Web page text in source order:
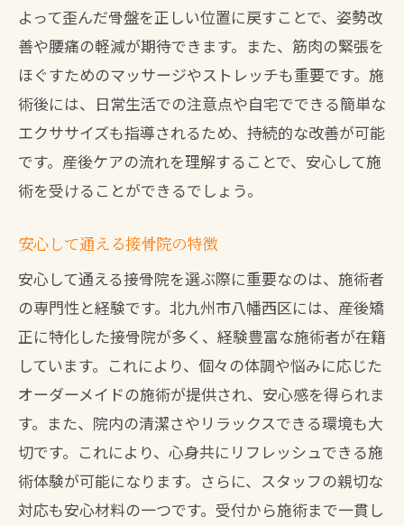
よって歪んだ骨盤を正しい位置に戻すことで、姿勢改
善や腰痛の軽減が期待できます。また、筋肉の緊張を
ほぐすためのマッサージやストレッチも重要です。施
術後には、日常生活での注意点や自宅でできる簡単な
エクササイズも指導されるため、持続的な改善が可能
です。産後ケアの流れを理解することで、安心して施
術を受けることができるでしょう。
安心して通える接骨院の特徴
安心して通える接骨院を選ぶ際に重要なのは、施術者
の専門性と経験です。北九州市八幡西区には、産後矯
正に特化した接骨院が多く、経験豊富な施術者が在籍
しています。これにより、個々の体調や悩みに応じた
オーダーメイドの施術が提供され、安心感を得られま
す。また、院内の清潔さやリラックスできる環境も大
切です。これにより、心身共にリフレッシュできる施
術体験が可能になります。さらに、スタッフの親切な
対応も安心材料の一つです。受付から施術まで一貫し